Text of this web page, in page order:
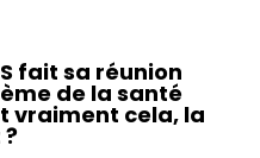
fait sa réunion
de la santé
vraiment cela, la